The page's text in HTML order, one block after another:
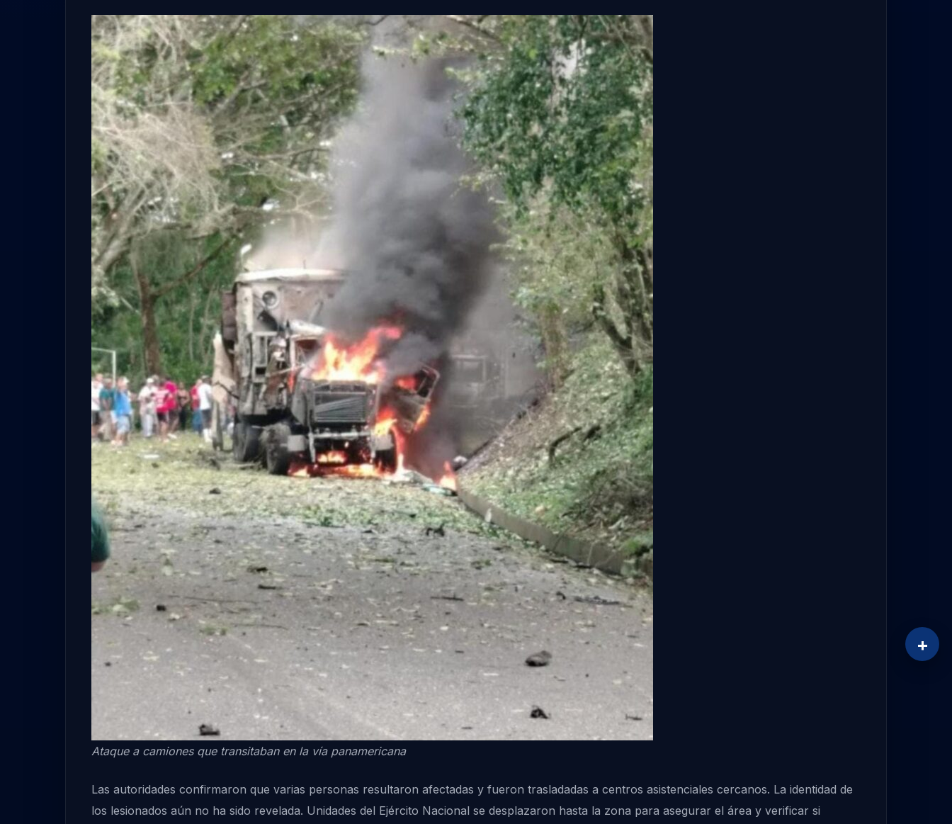
Ataque a camiones que transitaban en la vía panamericana
Las autoridades confirmaron que varias personas resultaron afectadas y fueron trasladadas a centros asistenciales cercanos. La identidad de
los lesionados aún no ha sido revelada. Unidades del Ejército Nacional se desplazaron hasta la zona para asegurar el área y verificar si
+